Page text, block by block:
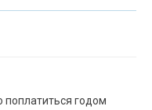
годом